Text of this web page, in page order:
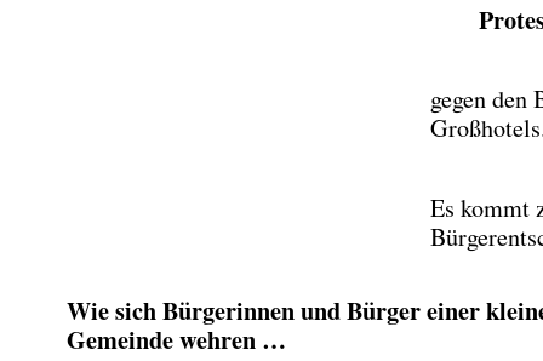
gegen den
Es kommt
Wie sich Bürgerinnen und Bürger einer
Gemeinde wehren …